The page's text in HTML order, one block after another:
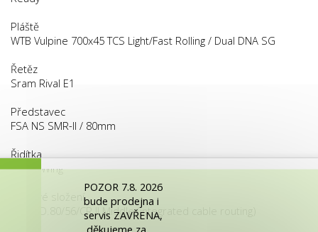
Pláště
WTB Vulpine 700x45 TCS Light/Fast Rolling / Dual DNA SG
Řetěz
Sram Rival E1
Představec
FSA NS SMR-II / 80mm
Řidítka
FSA A-Wing
Hlavové složení
FSA NO.80/56/CR II Middle (integrated cable routing)
POZOR 7.8. 2026
bude prodejna i
servis ZAVŘENA,
děkujeme za